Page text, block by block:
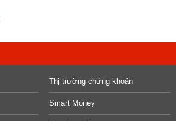
Thị trường chứng khoán
Smart Money